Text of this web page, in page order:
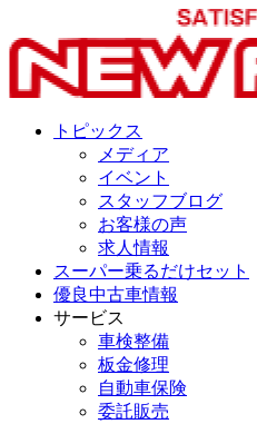
トピックス
メディア
イベント
スタッフブログ
お客様の声
求人情報
スーパー乗るだけセット
優良中古車情報
サービス
車検整備
板金修理
自動車保険
委託販売